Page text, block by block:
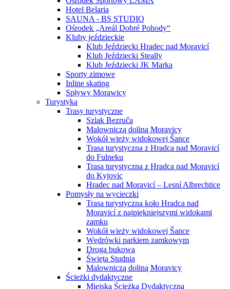
Hotel Belaria
SAUNA - BS STUDIO
Ośrodek „Areál Dobré Pohody“
Kluby jeździeckie
Klub Jeździecki Hradec nad Moravicí
Klub Jeździecki Steally
Klub Jeździecki JK Marka
Sporty zimowe
Inline skating
Spływy Morawicy
Turystyka
Trasy turystyczne
Szlak Bezruča
Malowniczą doliną Moravicy
Wokół wieży widokowej Šance
Trasa turystyczna z Hradca nad Moravicí
do Fulneku
Trasa turystyczna z Hradca nad Moravicí
do Kyjovic
Hradec nad Moravicí – Lesní Albrechtice
Pomysły na wycieczki
Trasa turystyczna koło Hradca nad
Moravicí z najpiękniejszymi widokami
zamku
Wokół wieży widokowej Šance
Wędrówki parkiem zamkowym
Droga bukowa
Święta Studnia
Malowniczą doliną Moravicy
Ścieżki dydaktyczne
Miejska Ścieżka Dydaktyczna